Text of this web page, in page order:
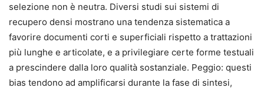
selezione non è neutra. Diversi studi sui sistemi di
recupero densi mostrano una tendenza sistematica a
favorire documenti corti e superficiali rispetto a trattazioni
più lunghe e articolate, e a privilegiare certe forme testuali
a prescindere dalla loro qualità sostanziale. Peggio: questi
bias tendono ad amplificarsi durante la fase di sintesi,